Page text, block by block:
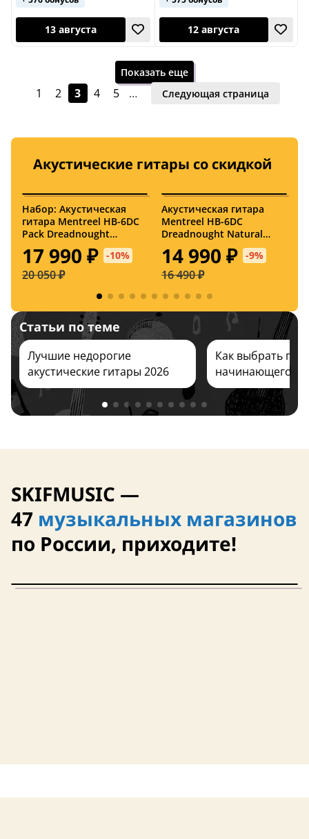
Румыния
чехол в комплекте
Хит продаж 4,3 (3)
Показать еще
1 2 3 4 5 … Следующая страница
Акустические гитары со скидкой
Набор: Акустическая
гитара Mentreel HB-6DC
Pack Dreadnought
Natural Satin с
аксессуарами
17 990 ₽ -10%
20 050 ₽
Акустическая гитара
Mentreel HB-6DC
Dreadnought Natural
Satin
14 990 ₽ -9%
16 490 ₽
Статьи по теме
Лучшие недорогие
акустические гитары 2026
Как выбрать
начинающего
SKIFMUSIC —
47 музыкальных магазинов
по России, приходите!